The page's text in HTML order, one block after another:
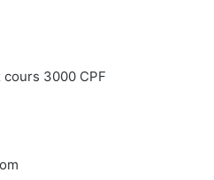
3000 CPF